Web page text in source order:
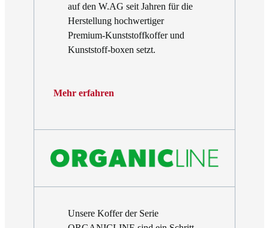
auf den W.AG seit Jahren für die
Herstellung hochwertiger
Premium-Kunststoffkoffer und
Kunststoff-boxen setzt.
Mehr erfahren
Unsere Koffer der Serie